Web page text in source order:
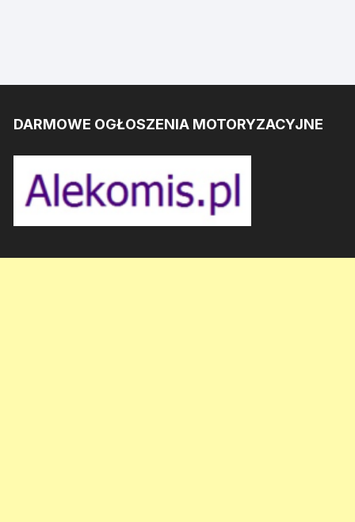
DARMOWE OGŁOSZENIA MOTORYZACYJNE